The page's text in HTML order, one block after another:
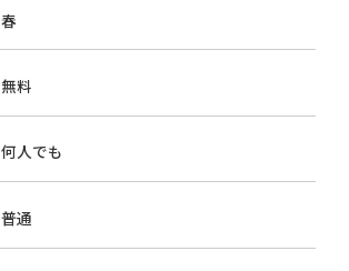
春
無料
何人でも
普通